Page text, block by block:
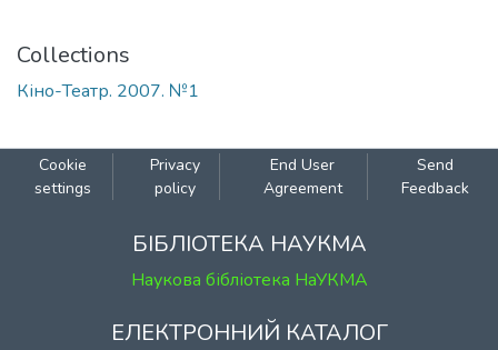
Collections
Кіно-Театр. 2007. №1
Cookie
settings
Privacy
policy
End User
Agreement
Send
Feedback
БІБЛІОТЕКА НАУКМА
Наукова бібліотека НаУКМА
ЕЛЕКТРОННИЙ КАТАЛОГ